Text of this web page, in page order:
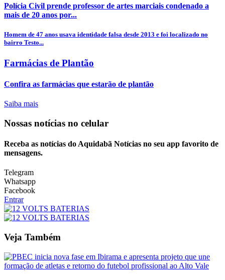
Polícia Civil prende professor de artes marciais condenado a
mais de 20 anos por...
Homem de 47 anos usava identidade falsa desde 2013 e foi localizado no
bairro Testo...
Farmácias de Plantão
Confira as farmácias que estarão de plantão
Saiba mais
Nossas notícias no celular
Receba as notícias do Aquidabã Notícias no seu app favorito de
mensagens.
Telegram
Whatsapp
Facebook
Entrar
Veja Também